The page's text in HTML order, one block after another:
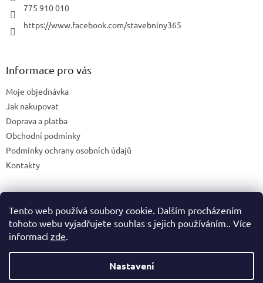
Tento web používá soubory cookie. Dalším procházením
tohoto webu vyjadřujete souhlas s jejich používáním.. Více
informací zde.
Nastavení
775 910 010
https://www.facebook.com/stavebniny365
Informace pro vás
Moje objednávka
Jak nakupovat
Doprava a platba
Obchodní podmínky
Podmínky ochrany osobních údajů
Kontakty
Blog
Vytvořil Shoptet